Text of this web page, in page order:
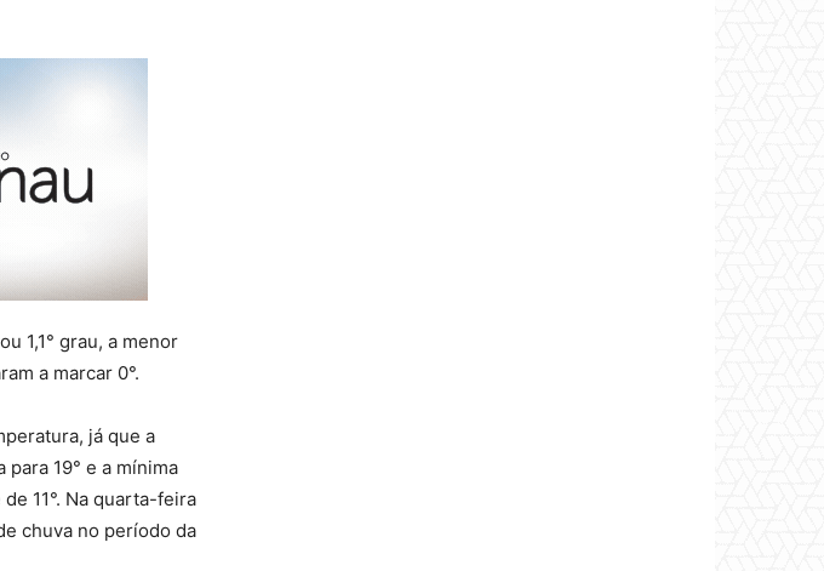
1,1° grau, a menor
a marcar 0°.
já que a
19° e a mínima
11°. Na quarta-feira
chuva no período da